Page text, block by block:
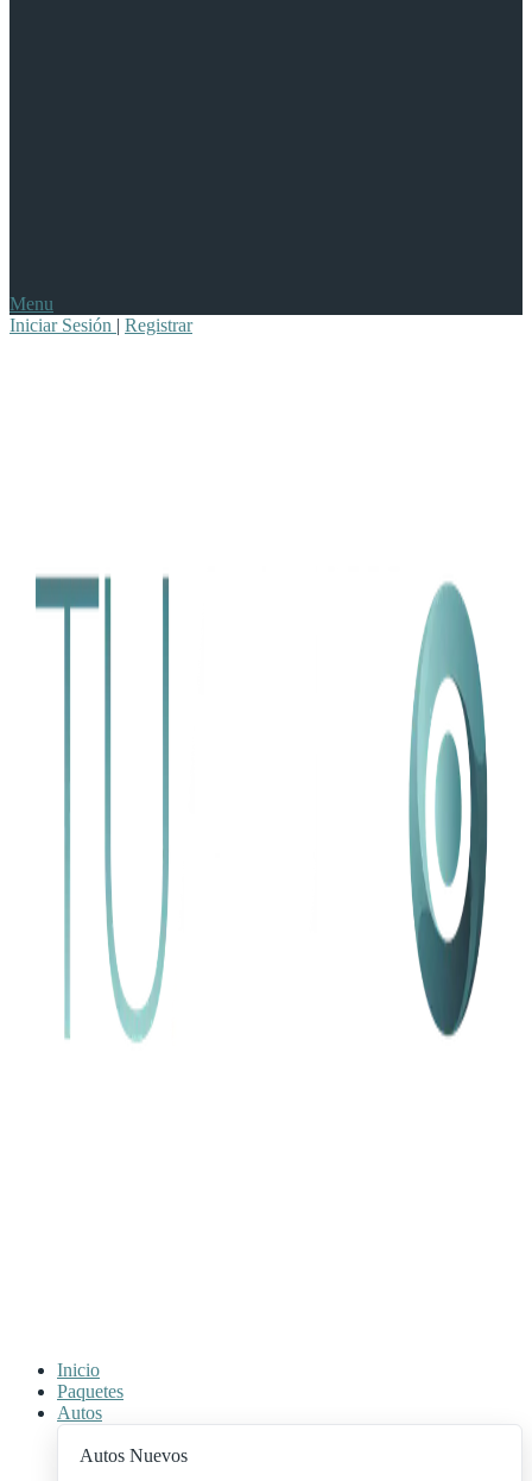
Menu
Iniciar Sesión | Registrar
Inicio
Paquetes
Autos
Autos Nuevos